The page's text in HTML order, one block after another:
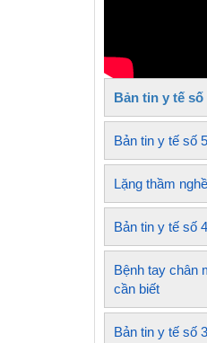
Trạm Y tế xã Nậm Sỏ
Trạm Y tế xã Sin Suối Hồ
Trạm Y tế xã Mường Mô
Trạm Y tế xã Than Uyên
Trạm Y tế xã Mường Khoa
Bản tin y tế số
Bản tin y tế số
Lặng thầm
Bản tin y tế số
Bệnh tay chân
cần biết
Bản tin y tế số